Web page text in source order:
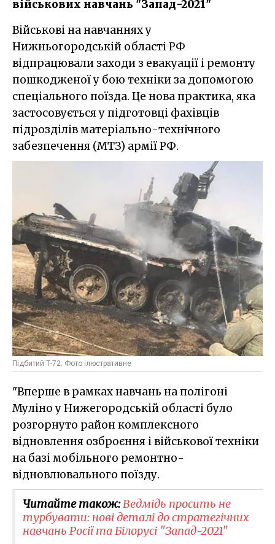
військових навчань "Запад-2021"
Військові на навчаннях у
Нижньогородській області РФ
відпрацювали заходи з евакуації і ремонту
пошкодженої у бою техніки за допомогою
спеціального поїзда. Це нова практика, яка
застосовується у підготовці фахівців
підрозділів матеріально-технічного
забезпечення (МТЗ) армії РФ.
Підбитий Т-72. Фото ілюстративне
"Вперше в рамках навчань на полігоні
Муліно у Нижегородській області було
розгорнуто район комплексного
відновлення озброєння і військової техніки
на базі мобільного ремонтно-
відновлювального поїзду.
Читайте також:Ведмідь просить не
турбувати: нові деталі до стратегічних
навчань Росії та Білорусі "Запад-2021"